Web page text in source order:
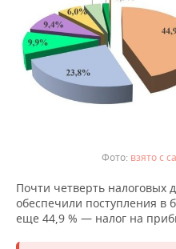
ХОККЕЙ С МЯЧОМ
ПРОИСШЕСТВИЯ
взято с
Почти четверть налоговых
обеспечили поступления в
еще 44,9 % — налог на